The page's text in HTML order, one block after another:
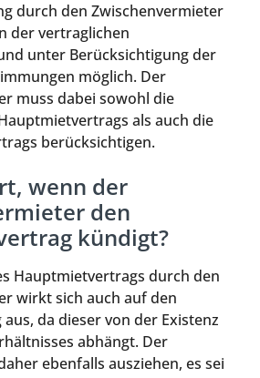
durch den Zwischenvermieter
der vertraglichen
unter Berücksichtigung der
möglich. Der
muss dabei sowohl die
als auch die
berücksichtigen.
wenn der
den
kündigt?
Hauptmietvertrags durch den
wirkt sich auch auf den
da dieser von der Existenz
abhängt. Der
ebenfalls ausziehen, es sei